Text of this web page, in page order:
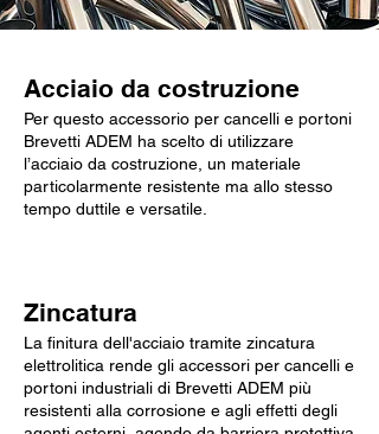
Acciaio da costruzione
Per questo accessorio per cancelli e portoni
Brevetti ADEM ha scelto di utilizzare
l’acciaio da costruzione, un materiale
particolarmente resistente ma allo stesso
tempo duttile e versatile.
Zincatura
La finitura dell'acciaio tramite zincatura
elettrolitica rende gli accessori per cancelli e
portoni industriali di Brevetti ADEM più
resistenti alla corrosione e agli effetti degli